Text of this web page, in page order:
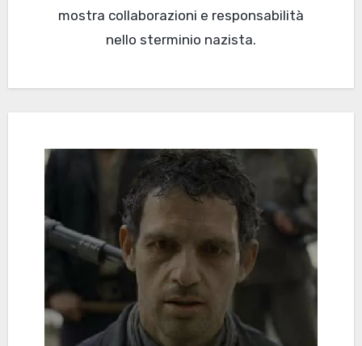
mostra collaborazioni e responsabilità
nello sterminio nazista.